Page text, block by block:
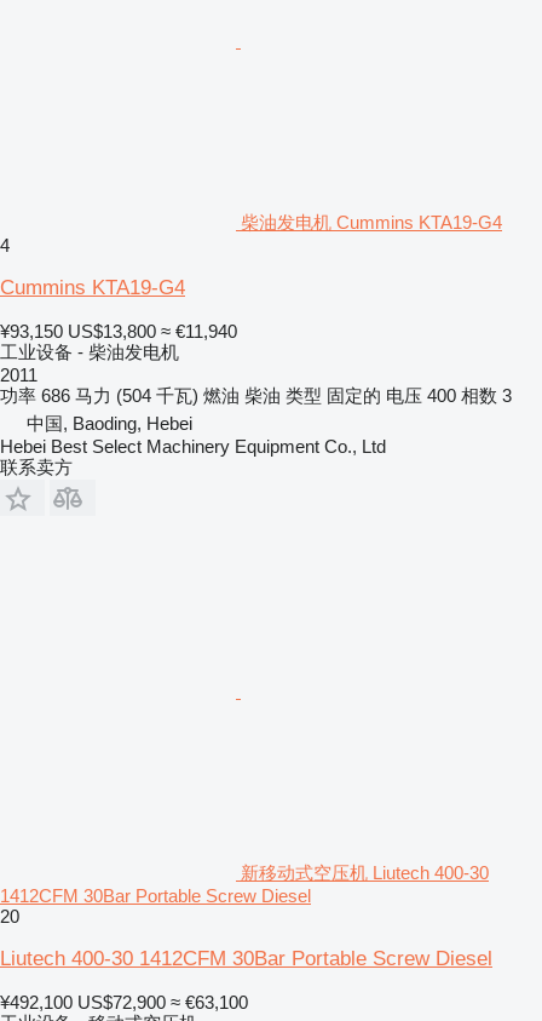
柴油发电机 Cummins KTA19-G4
4
Cummins KTA19-G4
¥93,150 US$13,800 ≈ €11,940
工业设备 - 柴油发电机
2011
功率 686 马力 (504 千瓦) 燃油 柴油 类型 固定的 电压 400 相数 3
中国, Baoding, Hebei
Hebei Best Select Machinery Equipment Co., Ltd
联系卖方
新移动式空压机 Liutech 400-30
1412CFM 30Bar Portable Screw Diesel
20
Liutech 400-30 1412CFM 30Bar Portable Screw Diesel
¥492,100 US$72,900 ≈ €63,100